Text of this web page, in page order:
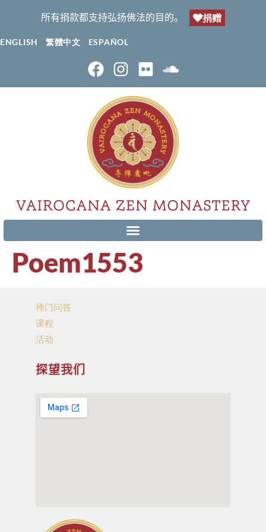
所有捐款都支持弘扬佛法的目的。 捐赠
ENGLISH 繁體中文 ESPAÑOL
Poem1553
禅门问答
课程
活动
探望我们